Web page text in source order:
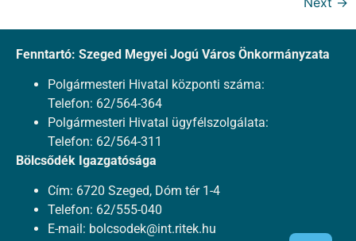
Fenntartó: Szeged Megyei Jogú Város Önkormányzata
Polgármesteri Hivatal központi száma:
Telefon: 62/564-364
Polgármesteri Hivatal ügyfélszolgálata:
Telefon: 62/564-311
Bölcsődék Igazgatósága
Cím: 6720 Szeged, Dóm tér 1-4
Telefon: 62/555-040
E-mail: bolcsodek@int.ritek.hu